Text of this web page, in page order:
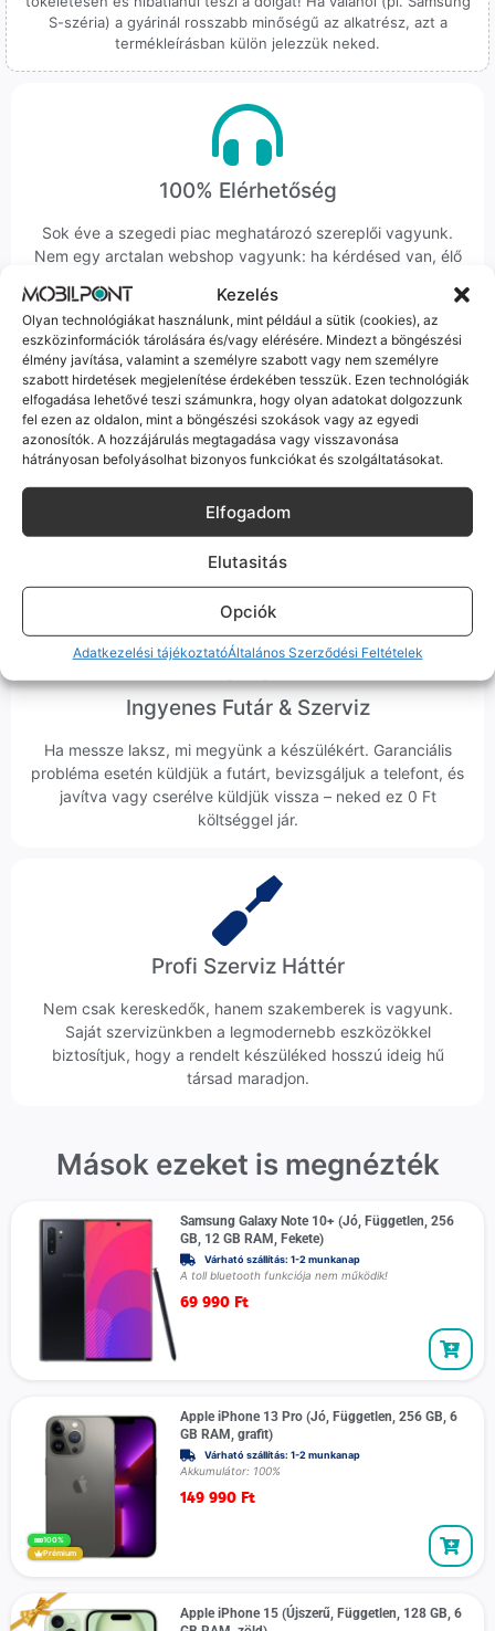
Kezelés
Olyan technológiákat használunk, mint például a sütik (cookies), az
eszközinformációk tárolására és/vagy elérésére. Mindezt a böngészési
élmény javítása, valamint a személyre szabott vagy nem személyre
szabott hirdetések megjelenítése érdekében tesszük. Ezen technológiák
elfogadása lehetővé teszi számunkra, hogy olyan adatokat dolgozzunk
fel ezen az oldalon, mint a böngészési szokások vagy az egyedi
azonosítók. A hozzájárulás megtagadása vagy visszavonása
hátrányosan befolyásolhat bizonyos funkciókat és szolgáltatásokat.
Elfogadom
Elutasitás
Opciók
Adatkezelési tájékoztatóÁltalános Szerződési Feltételek
S-széria) a gyárinál rosszabb minőségű az alkatrész, azt a
termékleírásban külön jelezzük neked.
100% Elérhetőség
Sok éve a szegedi piac meghatározó szereplői vagyunk.
Nem egy arctalan webshop vagyunk: ha kérdésed van, élő
minket Szegeden.
Korrekt Ügyintézés
Hibázni emberi dolog, de a felelősségvállalás nálunk alap.
Ha ritkán előfordul egy hiba, nem kifogásokat keresünk,
hanem megoldást. Szakértő kollégáink azonnal kézbe
veszik az ügyedet.
Ingyenes Futár & Szerviz
Ha messze laksz, mi megyünk a készülékért. Garanciális
probléma esetén küldjük a futárt, bevizsgáljuk a telefont, és
javítva vagy cserélve küldjük vissza – neked ez 0 Ft
költséggel jár.
Profi Szerviz Háttér
Nem csak kereskedők, hanem szakemberek is vagyunk.
Saját szervizünkben a legmodernebb eszközökkel
biztosítjuk, hogy a rendelt készüléked hosszú ideig hű
társad maradjon.
Mások ezeket is megnézték
Samsung Galaxy Note 10+ (Jó, Független, 256
GB, 12 GB RAM, Fekete)
Várható szállítás: 1-2 munkanap
A toll bluetooth funkciója nem működik!
69 990 Ft
100%
Prémium
Apple iPhone 13 Pro (Jó, Független, 256 GB, 6
GB RAM, grafit)
Várható szállítás: 1-2 munkanap
Akkumulátor: 100%
149 990 Ft
Apple iPhone 15 (Újszerű, Független, 128 GB, 6